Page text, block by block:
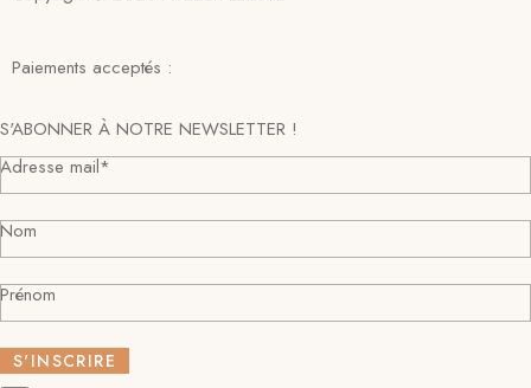
Paiements acceptés :
S'ABONNER À NOTRE NEWSLETTER !
Adresse mail*
Nom
Prénom